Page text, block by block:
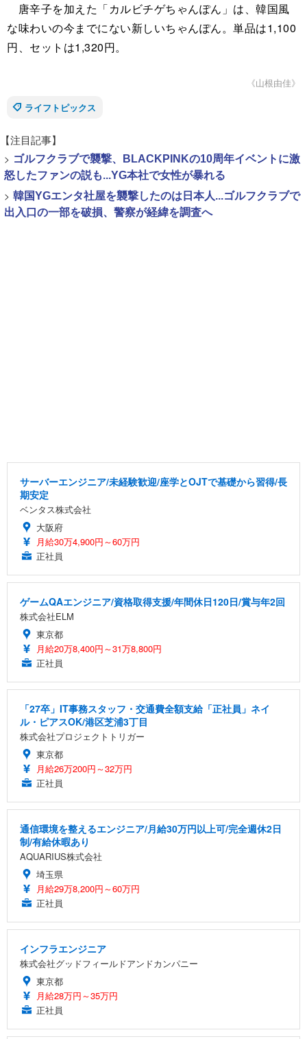
唐辛子を加えた「カルビチゲちゃんぽん」は、韓国風
な味わいの今までにない新しいちゃんぽん。単品は1,100
円、セットは1,320円。
《山根由佳》
ライフトピックス
【注目記事】
> ゴルフクラブで襲撃、BLACKPINKの10周年イベントに激
怒したファンの説も...YG本社で女性が暴れる
> 韓国YGエンタ社屋を襲撃したのは日本人...ゴルフクラブで
出入口の一部を破損、警察が経緯を調査へ
サーバーエンジニア/未経験歓迎/座学とOJTで基礎から習得/長
期安定
ベンタス株式会社
大阪府
月給30万4,900円～60万円
正社員
ゲームQAエンジニア/資格取得支援/年間休日120日/賞与年2回
株式会社ELM
東京都
月給20万8,400円～31万8,800円
正社員
「27卒」IT事務スタッフ・交通費全額支給「正社員」ネイ
ル・ピアスOK/港区芝浦3丁目
株式会社プロジェクトトリガー
東京都
月給26万200円～32万円
正社員
通信環境を整えるエンジニア/月給30万円以上可/完全週休2日
制/有給休暇あり
AQUARIUS株式会社
埼玉県
月給29万8,200円～60万円
正社員
インフラエンジニア
株式会社グッドフィールドアンドカンパニー
東京都
月給28万円～35万円
正社員